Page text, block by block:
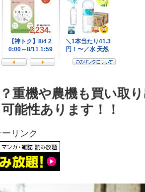
重機や農機も買い取
能性あります！！
リンク